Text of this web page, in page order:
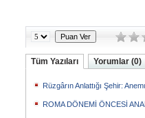
Tüm Yazıları Yorumlar (0)
Rüzgârın Anlattığı Şehir:
ROMA DÖNEMİ ÖNCESİ